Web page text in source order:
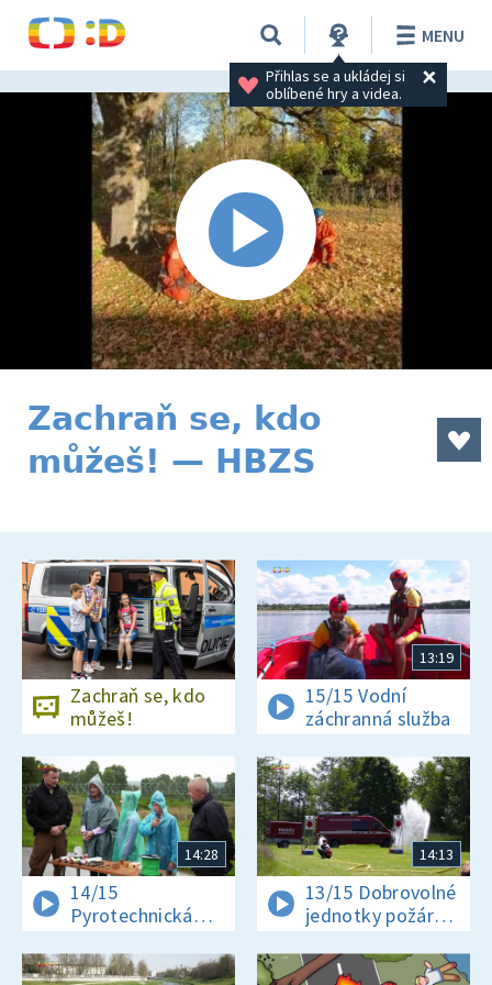
Přihlas se a ukládej si
oblíbené hry a videa.
MENU
Zachraň se, kdo
můžeš! — HBZS
Zachraň se, kdo
můžeš!
13:19
15/15 Vodní
záchranná služba
14:28
14/15
Pyrotechnická
služba
14:13
13/15 Dobrovolné
jednotky požární
ochrany